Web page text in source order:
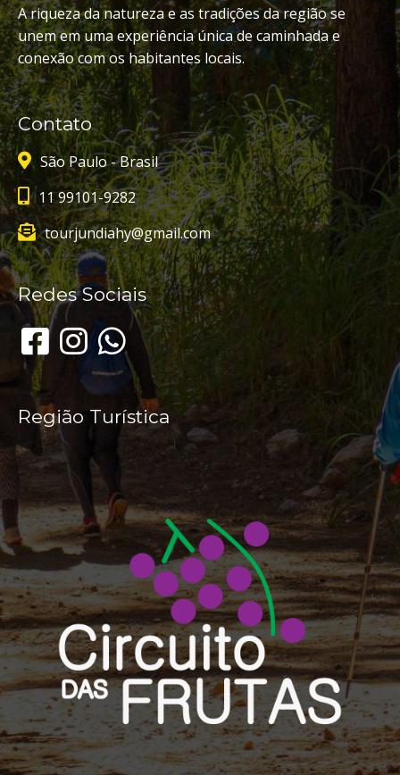
A riqueza da natureza e as tradições da região se
unem em uma experiência única de caminhada e
conexão com os habitantes locais.
Contato
São Paulo - Brasil
11 99101-9282
tourjundiahy@gmail.com
Redes Sociais
Região Turística